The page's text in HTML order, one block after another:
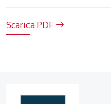
Scarica PDF